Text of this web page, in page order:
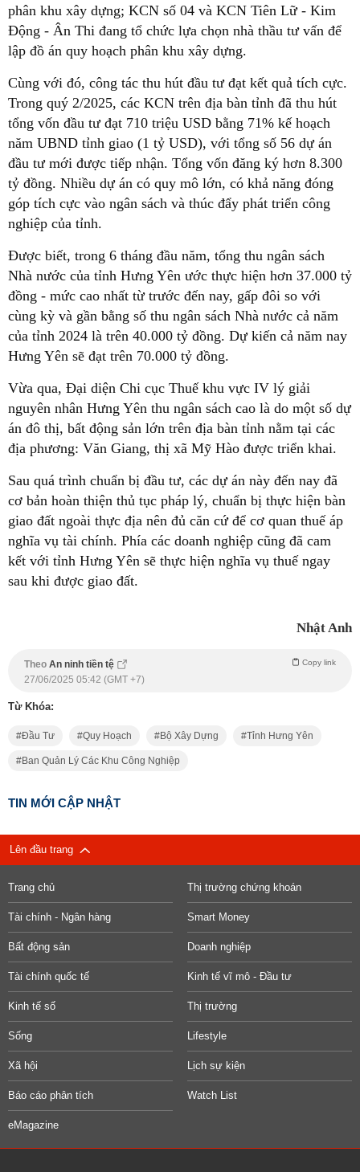
phân khu xây dựng; KCN số 04 và KCN Tiên Lữ - Kim
Động - Ân Thi đang tổ chức lựa chọn nhà thầu tư vấn để
lập đồ án quy hoạch phân khu xây dựng.
Cùng với đó, công tác thu hút đầu tư đạt kết quả tích cực.
Trong quý 2/2025, các KCN trên địa bàn tỉnh đã thu hút
tổng vốn đầu tư đạt 710 triệu USD bằng 71% kế hoạch
năm UBND tỉnh giao (1 tỷ USD), với tổng số 56 dự án
đầu tư mới được tiếp nhận. Tổng vốn đăng ký hơn 8.300
tỷ đồng. Nhiều dự án có quy mô lớn, có khả năng đóng
góp tích cực vào ngân sách và thúc đẩy phát triển công
nghiệp của tỉnh.
Được biết, trong 6 tháng đầu năm, tổng thu ngân sách
Nhà nước của tỉnh Hưng Yên ước thực hiện hơn 37.000 tỷ
đồng - mức cao nhất từ trước đến nay, gấp đôi so với
cùng kỳ và gần bằng số thu ngân sách Nhà nước cả năm
của tỉnh 2024 là trên 40.000 tỷ đồng. Dự kiến cả năm nay
Hưng Yên sẽ đạt trên 70.000 tỷ đồng.
Vừa qua, Đại diện Chi cục Thuế khu vực IV lý giải
nguyên nhân Hưng Yên thu ngân sách cao là do một số dự
án đô thị, bất động sản lớn trên địa bàn tỉnh nằm tại các
địa phương: Văn Giang, thị xã Mỹ Hào được triển khai.
Sau quá trình chuẩn bị đầu tư, các dự án này đến nay đã
cơ bản hoàn thiện thủ tục pháp lý, chuẩn bị thực hiện bàn
giao đất ngoài thực địa nên đủ căn cứ để cơ quan thuế áp
nghĩa vụ tài chính. Phía các doanh nghiệp cũng đã cam
kết với tỉnh Hưng Yên sẽ thực hiện nghĩa vụ thuế ngay
sau khi được giao đất.
Nhật Anh
Theo An ninh tiền tệ Copy link
27/06/2025 05:42 (GMT +7)
Từ Khóa:
Đầu Tư Quy Hoạch Bộ Xây Dựng Tỉnh Hưng Yên
Ban Quản Lý Các Khu Công Nghiệp
TIN MỚI CẬP NHẬT
Lên đầu trang
Trang chủ Thị trường chứng khoán
Tài chính - Ngân hàng Smart Money
Bất động sản Doanh nghiệp
Tài chính quốc tế Kinh tế vĩ mô - Đầu tư
Kinh tế số Thị trường
Sống Lifestyle
Xã hội Lịch sự kiện
Báo cáo phân tích Watch List
eMagazine